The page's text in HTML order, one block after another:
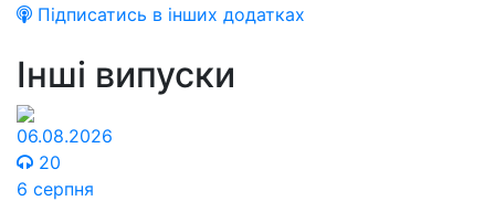
Підписатись в інших додатках
Інші випуски
06.08.2026
20
6 серпня